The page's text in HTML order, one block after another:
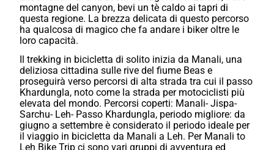
montagne del canyon, bevi un tè caldo ai tapri di
questa regione. La brezza delicata di questo percorso
ha qualcosa di magico che fa andare i biker oltre le
loro capacità.
Il trekking in bicicletta di solito inizia da Manali, una
deliziosa cittadina sulle rive del fiume Beas e
proseguirà verso percorsi di alta strada tra cui il passo
Khardungla, noto come la strada per motociclisti più
elevata del mondo. Percorsi coperti: Manali- Jispa-
Sarchu- Leh- Passo Khardungla, periodo migliore: da
giugno a settembre è considerato il periodo ideale per
il viaggio in bicicletta da Manali a Leh. Per Manali to
Leh Bike Trip ci sono vari gruppi di avventura ed